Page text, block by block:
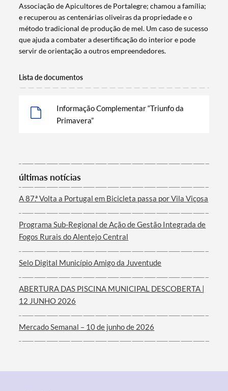
Associação de Apicultores de Portalegre; chamou a família;
e recuperou as centenárias oliveiras da propriedade e o
método tradicional de produção de mel. Um caso de sucesso
que ajuda a combater a desertificação do interior e pode
servir de orientação a outros empreendedores.
Lista de documentos
Informação Complementar “Triunfo da
Primavera”
últimas notícias
A 87.ª Volta a Portugal em Bicicleta passa por Vila Viçosa
Programa Sub-Regional de Ação de Gestão Integrada de
Fogos Rurais do Alentejo Central
Selo Digital Município Amigo da Juventude
ABERTURA DAS PISCINA MUNICIPAL DESCOBERTA |
12 JUNHO 2026
Mercado Semanal – 10 de junho de 2026